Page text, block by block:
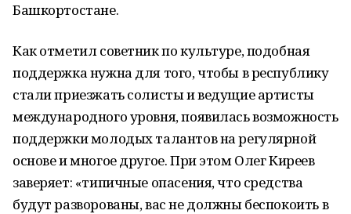
Башкортостане.
Как отметил советник по культуре, подобная
поддержка нужна для того, чтобы в республику
стали приезжать солисты и ведущие артисты
международного уровня, появилась возможность
поддержки молодых талантов на регулярной
основе и многое другое. При этом Олег Киреев
заверяет: «типичные опасения, что средства
будут разворованы, вас не должны беспокоить в